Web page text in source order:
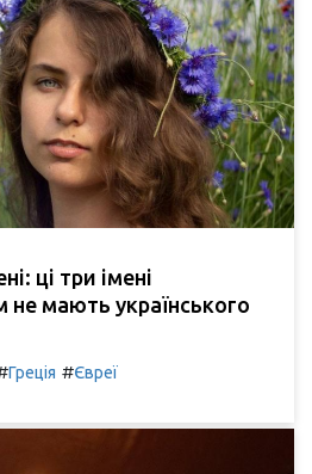
ці три імені
не мають українського
Греція #Євреї